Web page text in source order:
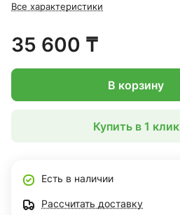
Все характеристики
35 600 ₸
В корзину
Купить в 1 клик
Есть в наличии
Рассчитать доставку